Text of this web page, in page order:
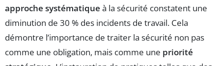
approche systématique à la sécurité constatent une
diminution de 30 % des incidents de travail. Cela
démontre l’importance de traiter la sécurité non pas
comme une obligation, mais comme une priorité